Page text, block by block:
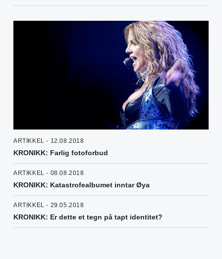
ARTIKKEL - 12.08.2018
KRONIKK: Farlig fotoforbud
ARTIKKEL - 08.08.2018
KRONIKK: Katastrofealbumet inntar Øya
ARTIKKEL - 29.05.2018
KRONIKK: Er dette et tegn på tapt identitet?